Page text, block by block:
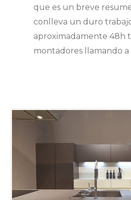
que es un breve
conlleva un duro
aproximadamente 48h
montadores llamando